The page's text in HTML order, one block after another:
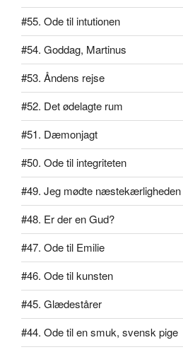
#55. Ode til intutionen
#54. Goddag, Martinus
#53. Åndens rejse
#52. Det ødelagte rum
#51. Dæmonjagt
#50. Ode til integriteten
#49. Jeg mødte næstekærligheden
#48. Er der en Gud?
#47. Ode til Emilie
#46. Ode til kunsten
#45. Glædestårer
#44. Ode til en smuk, svensk pige